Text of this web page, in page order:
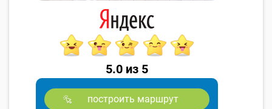
5.0 из 5
построить маршрут